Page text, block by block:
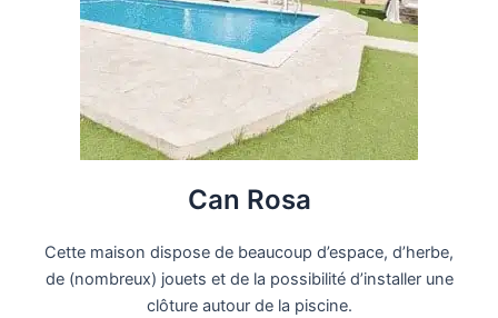
Can Rosa
Cette maison dispose de beaucoup d’espace, d’herbe,
de (nombreux) jouets et de la possibilité d’installer une
clôture autour de la piscine.